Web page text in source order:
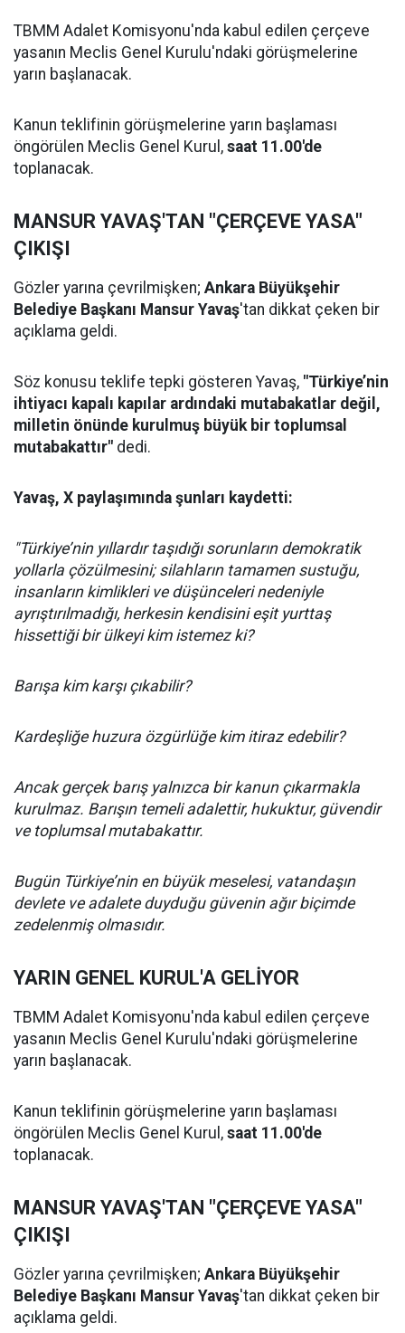
TBMM Adalet Komisyonu'nda kabul edilen çerçeve
yasanın Meclis Genel Kurulu'ndaki görüşmelerine
yarın başlanacak.
Kanun teklifinin görüşmelerine yarın başlaması
öngörülen Meclis Genel Kurul, saat 11.00'de
toplanacak.
MANSUR YAVAŞ'TAN "ÇERÇEVE YASA"
ÇIKIŞI
Gözler yarına çevrilmişken; Ankara Büyükşehir
Belediye Başkanı Mansur Yavaş'tan dikkat çeken bir
açıklama geldi.
Söz konusu teklife tepki gösteren Yavaş, "Türkiye’nin
ihtiyacı kapalı kapılar ardındaki mutabakatlar değil,
milletin önünde kurulmuş büyük bir toplumsal
mutabakattır" dedi.
Yavaş, X paylaşımında şunları kaydetti:
"Türkiye’nin yıllardır taşıdığı sorunların demokratik
yollarla çözülmesini; silahların tamamen sustuğu,
insanların kimlikleri ve düşünceleri nedeniyle
ayrıştırılmadığı, herkesin kendisini eşit yurttaş
hissettiği bir ülkeyi kim istemez ki?
Barışa kim karşı çıkabilir?
Kardeşliğe huzura özgürlüğe kim itiraz edebilir?
Ancak gerçek barış yalnızca bir kanun çıkarmakla
kurulmaz. Barışın temeli adalettir, hukuktur, güvendir
ve toplumsal mutabakattır.
Bugün Türkiye’nin en büyük meselesi, vatandaşın
devlete ve adalete duyduğu güvenin ağır biçimde
zedelenmiş olmasıdır.
YARIN GENEL KURUL'A GELİYOR
TBMM Adalet Komisyonu'nda kabul edilen çerçeve
yasanın Meclis Genel Kurulu'ndaki görüşmelerine
yarın başlanacak.
Kanun teklifinin görüşmelerine yarın başlaması
öngörülen Meclis Genel Kurul, saat 11.00'de
toplanacak.
MANSUR YAVAŞ'TAN "ÇERÇEVE YASA"
ÇIKIŞI
Gözler yarına çevrilmişken; Ankara Büyükşehir
Belediye Başkanı Mansur Yavaş'tan dikkat çeken bir
açıklama geldi.